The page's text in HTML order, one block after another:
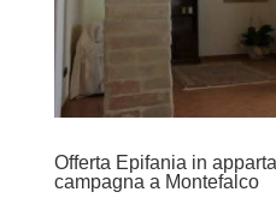
Offerta Epifania in
campagna a Montefalco